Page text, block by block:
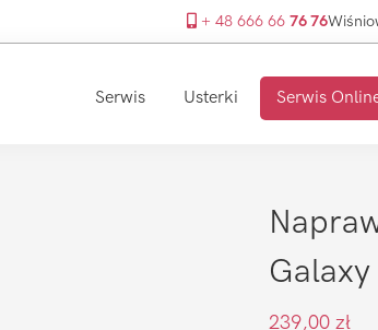
+ 48 666 66 76 76
Serwis Usterki Serwis
Galaxy
239,00 zł